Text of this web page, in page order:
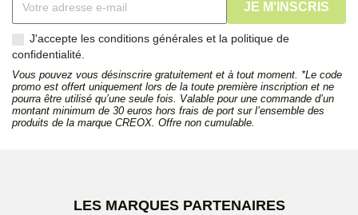
J'accepte les conditions générales et la politique de
confidentialité.
Vous pouvez vous désinscrire gratuitement et à tout moment. *Le code
promo est offert uniquement lors de la toute première inscription et ne
pourra être utilisé qu’une seule fois. Valable pour une commande d’un
montant minimum de 30 euros hors frais de port sur l’ensemble des
produits de la marque CREOX. Offre non cumulable.
LES MARQUES PARTENAIRES